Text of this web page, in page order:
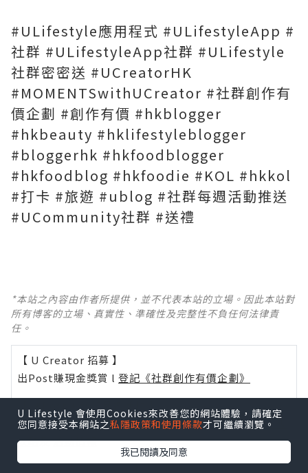
#ULifestyle應用程式 #ULifestyleApp #
社群 #ULifestyleApp社群 #ULifestyle
社群密密送 #UCreatorHK
#MOMENTSwithUCreator #社群創作有
價企劃 #創作有價 #hkblogger
#hkbeauty #hklifestyleblogger
#bloggerhk #hkfoodblogger
#hkfoodblog #hkfoodie #KOL #hkkol
#打卡 #旅遊 #ublog #社群每週活動推送
#UCommunity社群 #送禮
*本站之內容由作者所提供，並不代表本站的立場。因此本站對
所有博客的立場、真實性、準確性及完整性不負任何法律責
任。
【 U Creator 招募 】
出Post賺現金獎賞 l 登記《社群創作有價企劃》
瀏覽更多社群打卡丶旅遊丶美食丶親子丶寵物丶扮靚
攻略及活動情報
U Blog開咗WhatsApp啦！發掘更多吃喝玩樂資訊！
U Lifestyle 會使用Cookies來改善您的網站體驗，請確定
您同意接受本網站之私隱政策和使用條款才可繼續瀏覽。
我已閱讀及同意